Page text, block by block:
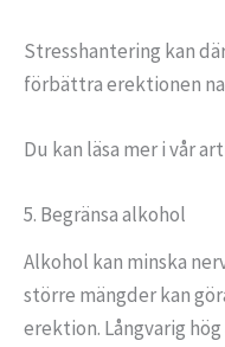
Stresshantering kan
förbättra erektionen
Du kan läsa mer i vår
5. Begränsa alkohol
Alkohol kan minska
större mängder kan
erektion. Långvarig